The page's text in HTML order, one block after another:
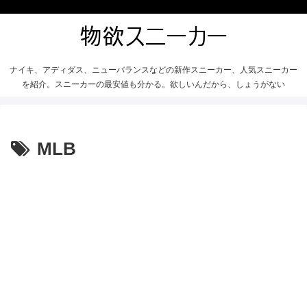
ナイキ、アディダス、ニューバランスなどの新作スニーカー、人気スニーカー
を紹介。スニーカーの最安値も分かる。欲しいんだから、しょうがない
MLB